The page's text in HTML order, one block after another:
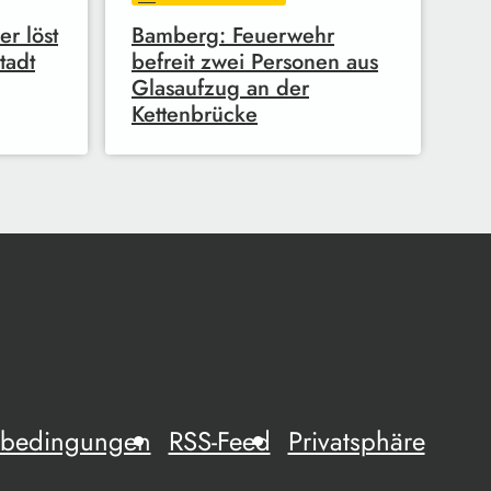
löst
Bamberg: Feuerwehr
befreit zwei Personen aus
Glasaufzug an der
Kettenbrücke
RSS-Feed Privatsphäre